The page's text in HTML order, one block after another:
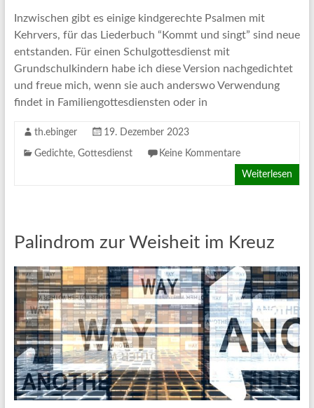
Inzwischen gibt es einige kindgerechte Psalmen mit
Kehrvers, für das Liederbuch “Kommt und singt” sind neue
entstanden. Für einen Schulgottesdienst mit
Grundschulkindern habe ich diese Version nachgedichtet
und freue mich, wenn sie auch anderswo Verwendung
findet in Familiengottesdiensten oder in
th.ebinger 19. Dezember 2023
Gedichte, Gottesdienst Keine Kommentare
Weiterlesen
Palindrom zur Weisheit im Kreuz